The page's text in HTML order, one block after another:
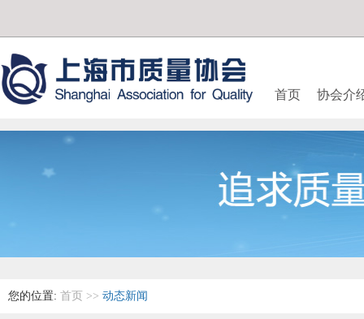
首页 协会介
您的位置: 首页 >> 动态新闻